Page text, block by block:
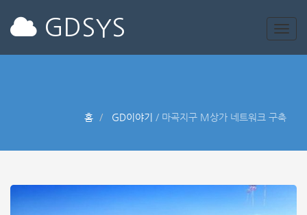
GDSYS
홈 GD이야기 / 마곡지구 M상가 네트워크 구축